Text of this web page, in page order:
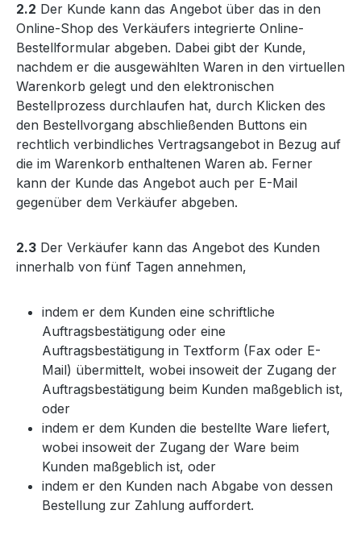
2.2 Der Kunde kann das Angebot über das in den
Online-Shop des Verkäufers integrierte Online-
Bestellformular abgeben. Dabei gibt der Kunde,
nachdem er die ausgewählten Waren in den virtuellen
Warenkorb gelegt und den elektronischen
Bestellprozess durchlaufen hat, durch Klicken des
den Bestellvorgang abschließenden Buttons ein
rechtlich verbindliches Vertragsangebot in Bezug auf
die im Warenkorb enthaltenen Waren ab. Ferner
kann der Kunde das Angebot auch per E-Mail
gegenüber dem Verkäufer abgeben.
2.3 Der Verkäufer kann das Angebot des Kunden
innerhalb von fünf Tagen annehmen,
indem er dem Kunden eine schriftliche
Auftragsbestätigung oder eine
Auftragsbestätigung in Textform (Fax oder E-
Mail) übermittelt, wobei insoweit der Zugang der
Auftragsbestätigung beim Kunden maßgeblich ist,
oder
indem er dem Kunden die bestellte Ware liefert,
wobei insoweit der Zugang der Ware beim
Kunden maßgeblich ist, oder
indem er den Kunden nach Abgabe von dessen
Bestellung zur Zahlung auffordert.